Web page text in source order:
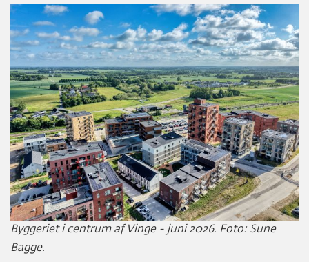
Byggeriet i centrum af Vinge - juni 2026. Foto: Sune
Bagge.